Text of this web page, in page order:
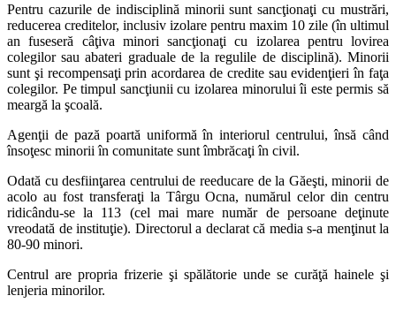
Pentru cazurile de indisciplină minorii sunt sancţionaţi cu mustrări,
reducerea creditelor, inclusiv izolare pentru maxim 10 zile (în ultimul
an fuseseră câţiva minori sancţionaţi cu izolarea pentru lovirea
colegilor sau abateri graduale de la regulile de disciplină). Minorii
sunt şi recompensaţi prin acordarea de credite sau evidenţieri în faţa
colegilor. Pe timpul sancţiunii cu izolarea minorului îi este permis să
meargă la şcoală.
Agenţii de pază poartă uniformă în interiorul centrului, însă când
însoţesc minorii în comunitate sunt îmbrăcaţi în civil.
Odată cu desfiinţarea centrului de reeducare de la Găeşti, minorii de
acolo au fost transferaţi la Târgu Ocna, numărul celor din centru
ridicându-se la 113 (cel mai mare număr de persoane deţinute
vreodată de instituţie). Directorul a declarat că media s-a menţinut la
80-90 minori.
Centrul are propria frizerie şi spălătorie unde se curăţă hainele şi
lenjeria minorilor.